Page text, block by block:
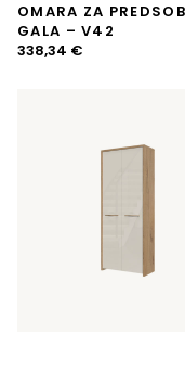
OMARA ZA
GALA – V42
338,34 €